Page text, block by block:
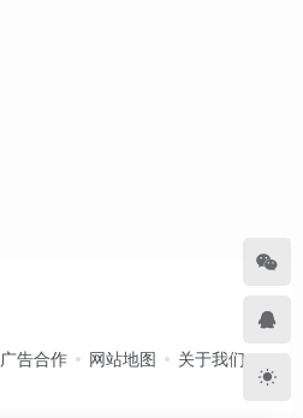
广告合作 网站地图 关于我们